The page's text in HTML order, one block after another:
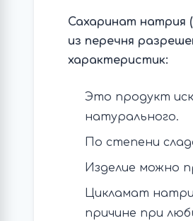
Сахаринат натрия
из перечня
характеристик:
Это продукт
натурального.
По степени
Изделие можно
Цикламат
причине при